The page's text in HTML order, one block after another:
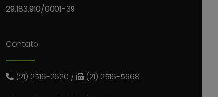
29.183.910/0001-39
Contato
(21) 2516-2620 / (21) 2516-5668